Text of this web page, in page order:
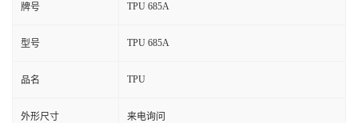
牌号 TPU 685A
型号 TPU 685A
品名 TPU
外形尺寸 来电询问